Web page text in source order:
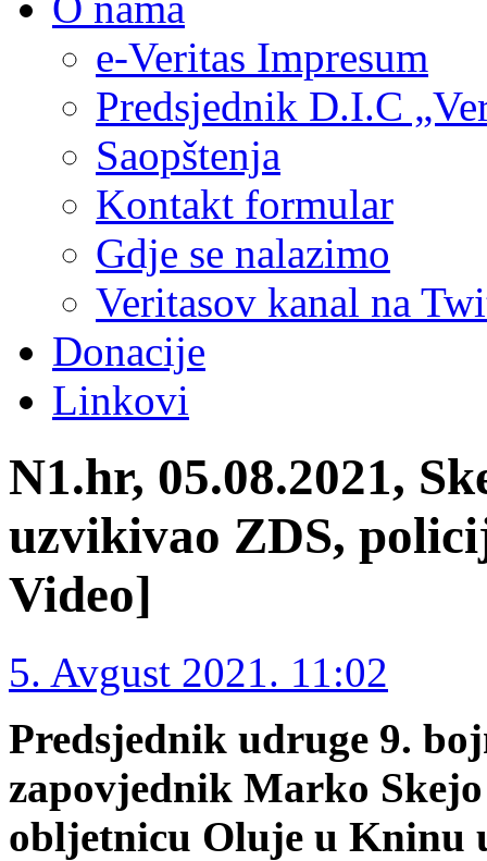
e-Veritas Impresum
Predsjednik D.I.C
Saopštenja
Kontakt formular
Gdje se nalazimo
Veritasov kanal na
Donacije
Linkovi
N1.hr, 05.08.2021,
uzvikivao ZDS,
Video]
5. Avgust 2021. 11:02
Predsjednik udruge 9.
zapovjednik Marko
obljetnicu Oluje u Kninu